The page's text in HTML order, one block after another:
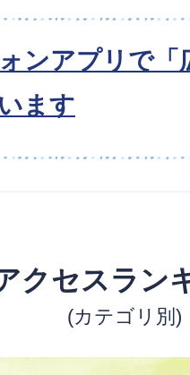
ンアプリで「
ます
クセスラン
(カテゴリ別)